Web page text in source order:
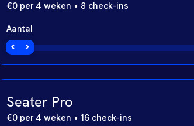
€0 per 4 weken • 8 check-ins
Aantal
Seater Pro
€0 per 4 weken • 16 check-ins